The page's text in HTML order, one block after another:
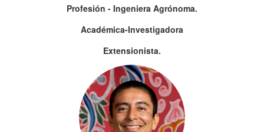
Profesión - Ingeniera Agrónoma.
Académica-Investigadora
Extensionista.